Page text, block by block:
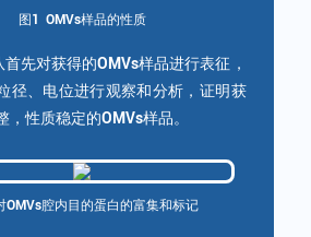
图1 OMVs样品的性质
首先对获得的OMVs样品进行表征，
径、电位进行观察和分析，证明获
，性质稳定的OMVs样品。
OMVs腔内目的蛋白的富集和标记